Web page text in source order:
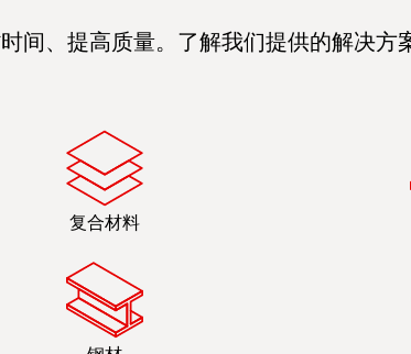
间、提高质量。了解我们提供的解决方
复合材料